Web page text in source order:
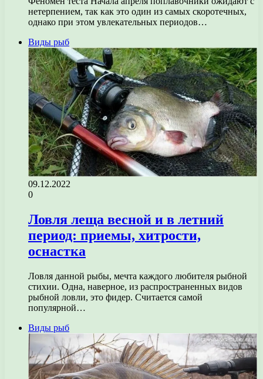
нетерпением, так как это один из самых скоротечных,
однако при этом увлекательных периодов…
Виды рыб
09.12.2022
0
Ловля леща весной и в летний
период: приемы, хитрости,
оснастка
Ловля данной рыбы, мечта каждого любителя рыбной
стихии. Одна, наверное, из распространенных видов
рыбной ловли, это фидер. Считается самой
популярной…
Виды рыб